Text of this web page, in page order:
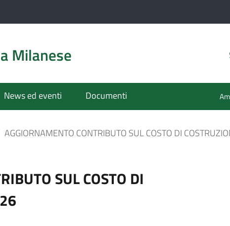
Milanese
News ed eventi Documenti
AGGIORNAMENTO CONTRIBUTO SUL COSTO DI
SUL COSTO DI